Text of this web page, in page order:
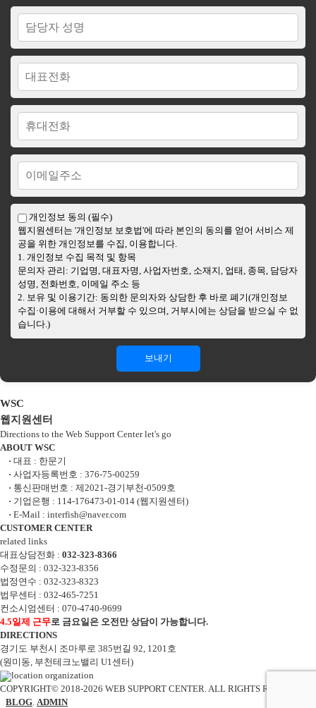
개인정보 동의 (필수)
웹지원센터는 '개인정보 보호법'에 따라 본인의 동의를 얻어 서비스 제
공을 위한 개인정보를 수집, 이용합니다.
1. 개인정보 수집 목적 및 항목
문의자 관리: 기업명, 대표자명, 사업자번호, 소재지, 업태, 종목, 담당자
성명, 전화번호, 이메일 주소 등
2. 보유 및 이용기간: 동의한 문의자와 상담한 후 바로 폐기(개인정보
수집·이용에 대해서 거부할 수 있으며, 거부시에는 상담을 받으실 수 없
습니다.)
보내기
웹
지
원
터
연
락
처
및
회
사
정
보
WSC
웹지원센터
Directions to the Web Support Center let's go
information
ABOUT WSC
· 대표 : 한문기
· 사업자등록번호 : 376-75-00259
· 통신판매번호 : 제2021-경기부천-0509호
· 기업은행 : 114-176473-01-014 (웹지원센터)
· E-Mail : interfish@naver.com
CUSTOMER CENTER
related links
대표상담전화 : 032-323-8366
수정문의 : 032-323-8356
법정연수 : 032-323-8323
법무센터 : 032-465-7251
컨소시엄센터 : 070-4740-9699
4.5일제 근무로 금요일은 오전만 상담이 가능합니다.
DIRECTIONS
경기도 부천시 조마루로 385번길 92, 1201호
(원미동, 부천테크노밸리 U1센터)
location organization
COPYRIGHT© 2018-2026 WEB SUPPORT CENTER. ALL RIGHTS RESERVED.
BLOG. ADMIN